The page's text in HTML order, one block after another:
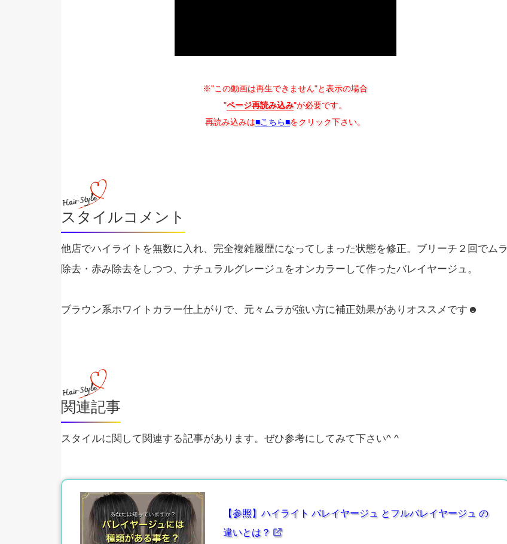
※"この動画は再生できません"と表示の場合
"ページ再読み込み"が必要です。
再読み込みは■こちら■をクリック下さい。
スタイルコメント
他店でハイライトを無数に入れ、完全複雑履歴になってしまった状態を修正。ブリーチ２回でムラ
除去・赤み除去をしつつ、ナチュラルグレージュをオンカラーして作ったバレイヤージュ。
ブラウン系ホワイトカラー仕上がりで、元々ムラが強い方に補正効果がありオススメです☻
関連記事
スタイルに関して関連する記事があります。ぜひ参考にしてみて下さい^ ^
【参照】ハイライト バレイヤージュ とフルバレイヤージュ の
違いとは？